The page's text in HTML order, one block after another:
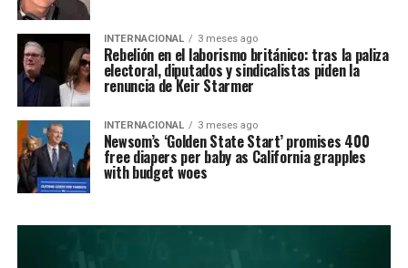
INTERNACIONAL 3 meses ago
Rebelión en el laborismo británico: tras la paliza
electoral, diputados y sindicalistas piden la
renuncia de Keir Starmer
INTERNACIONAL 3 meses ago
Newsom’s ‘Golden State Start’ promises 400
free diapers per baby as California grapples
with budget woes